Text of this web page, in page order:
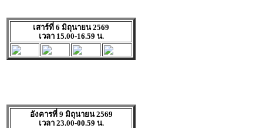
เสาร์ที่ 6 มิถุนายน 2569
เวลา 15.00-16.59 น.
อังคารที่ 9 มิถุนายน 2569
เวลา 23.00-00.59 น.